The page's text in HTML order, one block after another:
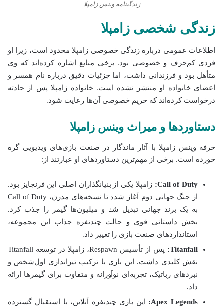
زندگینامه وینس زامپلا
زندگی شخصی زامپلا
اطلاعات عمومی درباره زندگی خصوصی زامپلا محدود است، زیرا او
فردی کم‌حرف و خصوصی بود. برخی منابع اشاره کرده‌اند که وی
متأهل بود و فرزندانی داشت، اما جزئیات دقیق درباره نام همسر و
اعضای خانواده او منتشر نشده است. خانواده زامپلا پس از حادثه
درخواست کرده‌اند که حریم خصوصی آن‌ها رعایت شود.
دستاوردها و میراث وینس زامپلا
حرفه وینس زامپلا با آثار ماندگار در صنعت بازی‌های ویدیویی گره
خورده است. برخی از مهم‌ترین دستاوردهای او عبارتند از:
Call of Duty:
زامپلا یکی از بنیانگذاران اصلی این فرنچایز بود.
از جنگ جهانی دوم آغاز شده تا نسخه‌های مدرن، Call of Duty
به یک برند جهانی تبدیل شد و میلیون‌ها گیمر را جذب کرد.
بخش داستانی قوی و حالت چندنفره جذاب این مجموعه،
استانداردهای صنعت بازی را تغییر داد.
Titanfall:
پس از تأسیس Respawn، زامپلا در توسعه Titanfall
نقش کلیدی داشت. این بازی با ترکیب تیراندازی اول‌شخص و
نبردهای رباتیک، تجربه‌ای نوآورانه و متفاوت برای گیمرها ارائه
داد.
Apex Legends:
این بازی چندنفره آنلاین، با استقبال گسترده